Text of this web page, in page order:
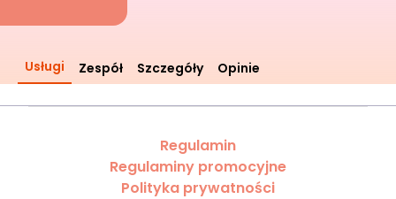
Usługi Zespół Szczegóły Opinie
Regulamin
Regulaminy promocyjne
Polityka prywatności